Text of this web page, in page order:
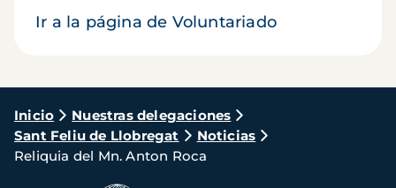
Ir a la página de Voluntariado
Ruta
de
navegación
Inicio
Nuestras delegaciones
Sant Feliu de Llobregat
Noticias
Reliquia del Mn. Anton Roca